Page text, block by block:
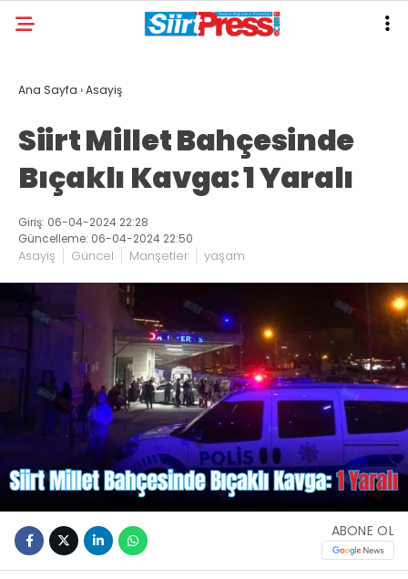
Ana Sayfa ›Asayiş
Siirt Millet Bahçesinde
Bıçaklı Kavga: 1 Yaralı
Giriş: 06-04-2024 22:28
Güncelleme: 06-04-2024 22:50
Asayiş Güncel Manşetler yaşam
ABONE OL